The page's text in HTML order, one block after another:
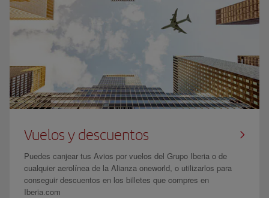
Vuelos y descuentos
Puedes canjear tus Avios por vuelos del Grupo Iberia o de
cualquier aerolínea de la Alianza oneworld, o utilizarlos para
conseguir descuentos en los billetes que compres en
Iberia.com